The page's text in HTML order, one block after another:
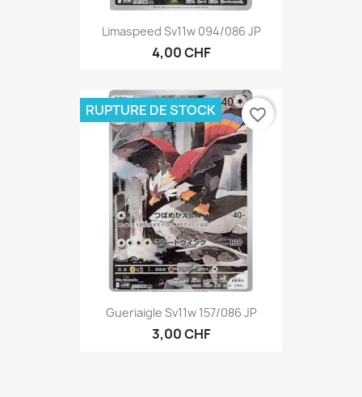
Limaspeed Sv11w 094/086 JP
4,00 CHF
Gueriaigle Sv11w 157/086 JP
3,00 CHF
RUPTURE DE STOCK favorite_border